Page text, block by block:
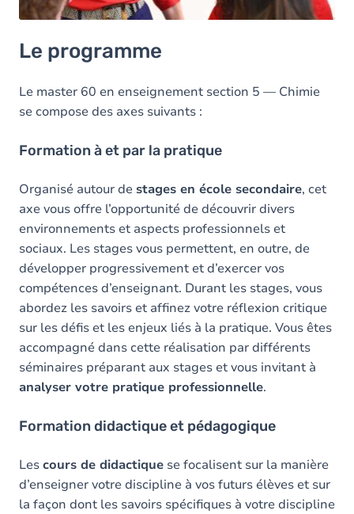
Le programme
Le master 60 en enseignement section 5 — Chimie
se compose des axes suivants :
Formation à et par la pratique
Organisé autour de stages en école secondaire, cet
axe vous offre l’opportunité de découvrir divers
environnements et aspects professionnels et
sociaux. Les stages vous permettent, en outre, de
développer progressivement et d’exercer vos
compétences d’enseignant. Durant les stages, vous
abordez les savoirs et affinez votre réflexion critique
sur les défis et les enjeux liés à la pratique. Vous êtes
accompagné dans cette réalisation par différents
séminaires préparant aux stages et vous invitant à
analyser votre pratique professionnelle.
Formation didactique et pédagogique
Lescours de didactique se focalisent sur la manière
d’enseigner votre discipline à vos futurs élèves et sur
la façon dont les savoirs spécifiques à votre discipline